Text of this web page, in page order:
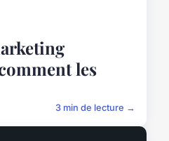
les
3 min de lecture →